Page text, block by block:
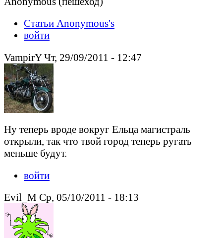
Статьи Anonymous's
войти
VampirY Чт, 29/09/2011 - 12:47
Ну теперь вроде вокруг Ельца магистраль
открыли, так что твой город теперь ругать
меньше будут.
войти
Evil_M Ср, 05/10/2011 - 18:13